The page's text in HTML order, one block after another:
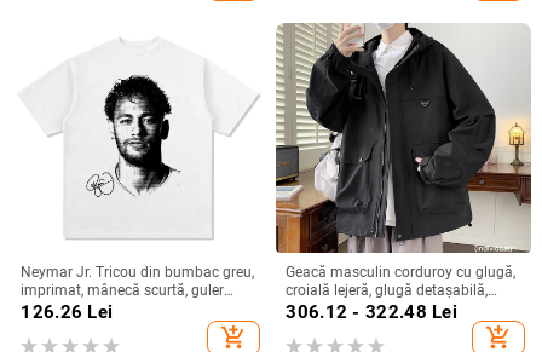
Neymar Jr. Tricou din bumbac greu,
imprimat, mânecă scurtă, guler
rotund, stil baschet retro american
126.26 Lei
add_shopping_cart
Geacă masculin corduroy cu glugă,
croială lejeră, glugă detașabilă,
închidere cu nasturi, mâneci lungi,
principal: păr de iepure, Primăvara
306.12 - 322.48 Lei
add_shopping_cart